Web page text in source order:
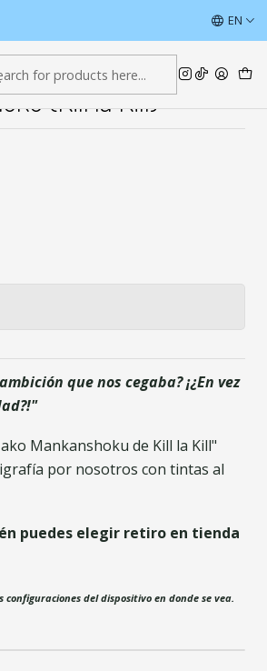
Read more
EN
(Kill la Kill)
que nos cegaba? ¡¿En vez
Mankanshoku de Kill la Kill"
por nosotros con tintas al
puedes elegir retiro en tienda
del dispositivo en donde se vea.